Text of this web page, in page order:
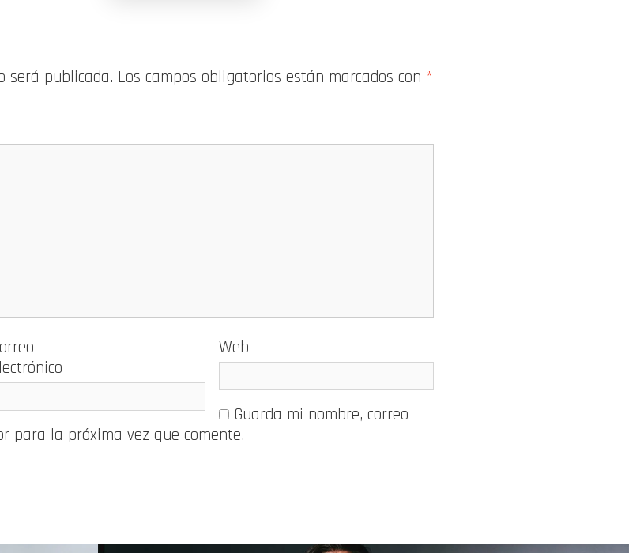
será publicada. Los campos obligatorios están marcados con *
Web
Guarda mi nombre, correo
para la próxima vez que comente.